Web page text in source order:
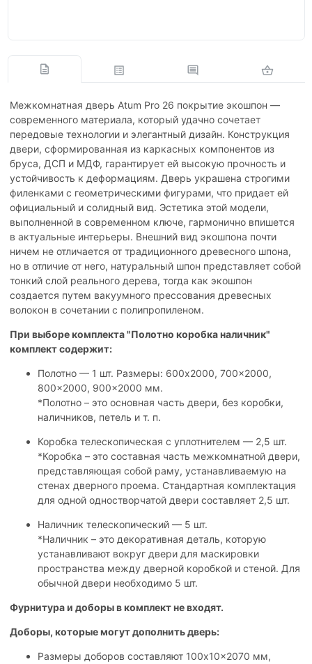
Межкомнатная дверь Atum Pro 26 покрытие экошпон —
современного материала, который удачно сочетает
передовые технологии и элегантный дизайн. Конструкция
двери, сформированная из каркасных компонентов из
бруса, ДСП и МДФ, гарантирует ей высокую прочность и
устойчивость к деформациям. Дверь украшена строгими
филенками с геометрическими фигурами, что придает ей
официальный и солидный вид. Эстетика этой модели,
выполненной в современном ключе, гармонично впишется
в актуальные интерьеры. Внешний вид экошпона почти
ничем не отличается от традиционного древесного шпона,
но в отличие от него, натуральный шпон представляет собой
тонкий слой реального дерева, тогда как экошпон
создается путем вакуумного прессования древесных
волокон в сочетании с полипропиленом.
При выборе комплекта "Полотно коробка наличник"
комплект содержит:
Полотно — 1 шт. Размеры: 600x2000, 700x2000,
800x2000, 900x2000 мм.
*Полотно – это основная часть двери, без коробки,
наличников, петель и т. п.
Коробка телескопическая с уплотнителем — 2,5 шт.
*Коробка – это составная часть межкомнатной двери,
представляющая собой раму, устанавливаемую на
стенах дверного проема. Стандартная комплектация
для одной одностворчатой двери составляет 2,5 шт.
Наличник телескопический — 5 шт.
*Наличник – это декоративная деталь, которую
устанавливают вокруг двери для маскировки
пространства между дверной коробкой и стеной. Для
обычной двери необходимо 5 шт.
Фурнитура и доборы в комплект не входят.
Доборы, которые могут дополнить дверь:
Размеры доборов составляют 100x10x2070 мм,